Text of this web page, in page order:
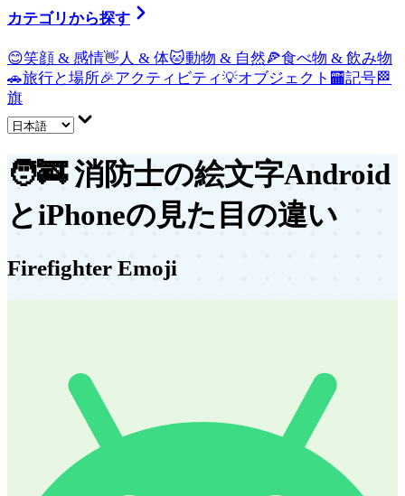
カテゴリから探す
😊笑顔 & 感情👋 人 & 体🐱動物 & 自然🍕食べ物 & 飲み物
🚗旅行と場所🎉アクティビティ💡オブジェクト 🏧記号🏁
旗
🧑‍🚒 消防士の絵文字Android
とiPhoneの見た目の違い
Firefighter Emoji